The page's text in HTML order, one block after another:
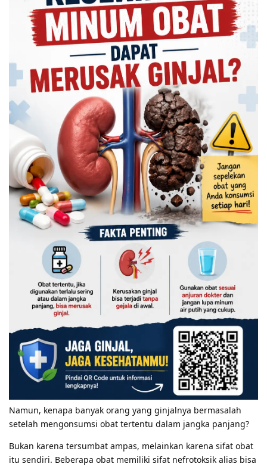
Namun, kenapa banyak orang yang ginjalnya bermasalah
setelah mengonsumsi obat tertentu dalam jangka panjang?
Bukan karena tersumbat ampas, melainkan karena sifat obat
itu sendiri. Beberapa obat memiliki sifat nefrotoksik alias bisa